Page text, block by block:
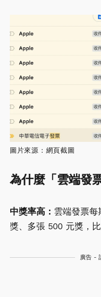
圖片來源：網頁截圖
為什麼「雲端發
中獎率高： 雲端發票
獎、多張 500 元獎，比
廣告 -